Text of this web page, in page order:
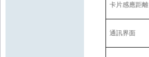
卡片感應距離
通訊界面